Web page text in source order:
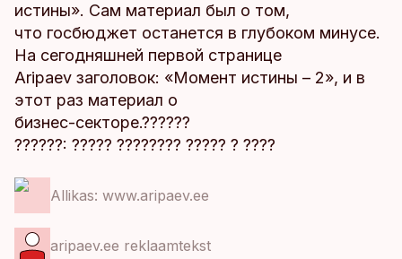
истины». Сам материал был о том,
что госбюджет останется в глубоком минусе.
На сегодняшней первой странице
Aripaev заголовок: «Момент истины – 2», и в
этот раз материал о
бизнес-секторе.??????
??????: ????? ???????? ????? ? ????
Allikas: www.aripaev.ee
aripaev.ee reklaamtekst